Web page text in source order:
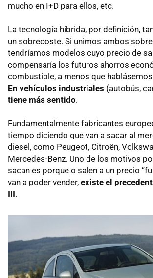
mucho en I+D para ellos, etc.
La tecnología híbrida, por definición,
un sobrecoste. Si unimos ambos
tendríamos modelos cuyo precio de
compensaría los futuros ahorros
combustible, a menos que
En vehículos industriales (autobús,
tiene más sentido.
Fundamentalmente fabricantes
tiempo diciendo que van a sacar al
diesel, como Peugeot, Citroën,
Mercedes-Benz. Uno de los motivos
sacan es porque o salen a un precio
van a poder vender, existe el
III.